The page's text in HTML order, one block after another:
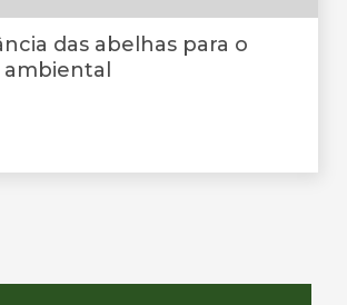
das abelhas para o